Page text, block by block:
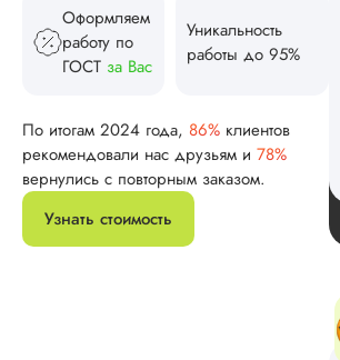
Оформляем
работу по
ГОСТ за Вас
Уникальность
работы до 95%
По итогам 2024 года, 86% клиентов
рекомендовали нас друзьям и 78%
вернулись с повторным заказом.
Узнать стоимость